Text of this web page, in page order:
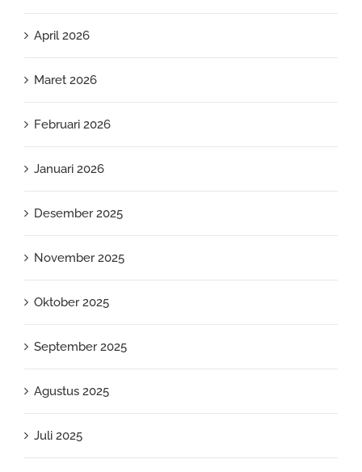
April 2026
Maret 2026
Februari 2026
Januari 2026
Desember 2025
November 2025
Oktober 2025
September 2025
Agustus 2025
Juli 2025